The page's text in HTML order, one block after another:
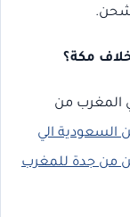
مكة؟
المغرب من
الي
من جدة للمغرب